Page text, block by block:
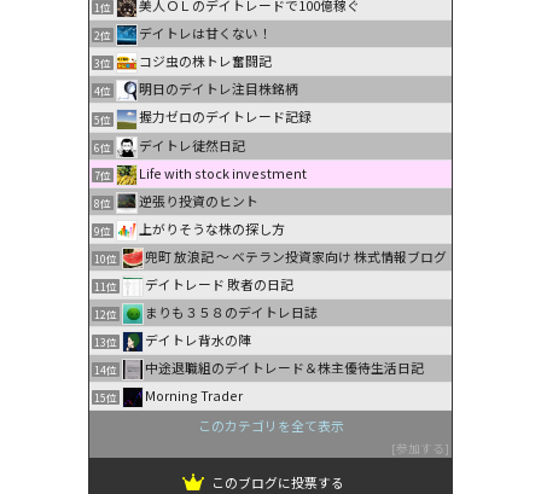
1位 美人ＯＬのデイトレードで100億稼ぐ
2位 デイトレは甘くない！
3位 コジ虫の株トレ奮闘記
4位 明日のデイトレ注目株銘柄
5位 握力ゼロのデイトレード記録
6位 デイトレ徒然日記
7位 Life with stock investment
8位 逆張り投資のヒント
9位 上がりそうな株の探し方
10位 兜町 放浪記 〜 ベテラン投資家向け 株式情報ブログ
11位 デイトレード 敗者の日記
12位 まりも３５８のデイトレ日誌
13位 デイトレ背水の陣
14位 中途退職組のデイトレード＆株主優待生活日記
15位
Morning Trader
このカテゴリを全て表示
参加する
このブログに投票する